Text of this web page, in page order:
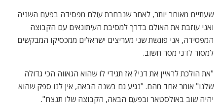
שעתיים מאוחר יותר, לאחר שנבחרת עולם מפסידה בפעם השניה
ואני עוזבת את האולם בדרך למסיבת העיתונאים עם הקבוצה
המפסידה, אני פוגשת שני מעריצים ישראלים ממכסיקו המבקשים
למסור לדני מסר חשוב.
"את הולכת לראיין את דני? אז תגידי לו שהוא הגאווה הכי גדולה
שלנו" אומר אחד מהם. "נגיע גם בשנה הבאה, אין לנו ספק שהוא
יהיה שוב באולסטאר ובפעם הבאה, הקבוצה שלו תנצח".